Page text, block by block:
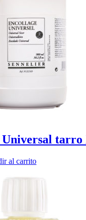
Universal tarro
al carrito